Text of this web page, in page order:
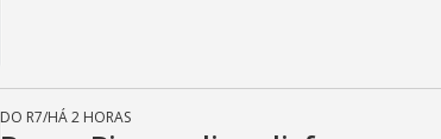
DO R7/HÁ 2 HORAS